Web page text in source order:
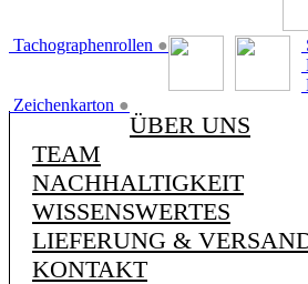
Tachographenrollen ●
Zeichenkarton ●
ÜBER UNS
TEAM
NACHHALTIGKEIT
WISSENSWERTES
LIEFERUNG &
KONTAKT